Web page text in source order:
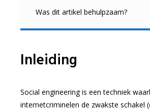
Was dit artikel behulpzaam?
Inleiding
Social engineering is een techniek
internetcriminelen de zwakste schakel